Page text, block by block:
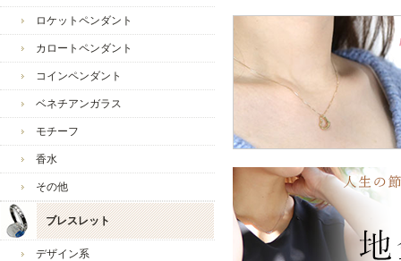
いつも当店をご愛好いた
レビューのご投稿も感謝申
対応や商品にご満足いただ
また、大切な奥様への贈
ありがとうございます。
ひろひろ様のまたのご利用
心よりお待ちしております
今後ともよろしくお願いい
ロケットペンダント
カロートペンダント
コインペンダント
ベネチアンガラス
モチーフ
香水
その他
ブレスレット
デザイン系